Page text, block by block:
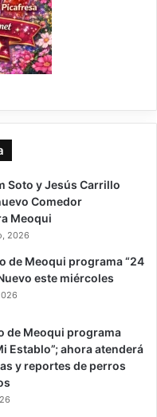
Soto y Jesús Carrillo
Comedor
Meoqui
2026
de Meoqui programa “24
este miércoles
de Meoqui programa
Establo”; ahora atenderá
y reportes de perros